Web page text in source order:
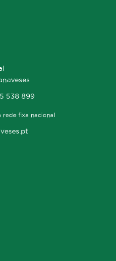
538 899
rede fixa nacional